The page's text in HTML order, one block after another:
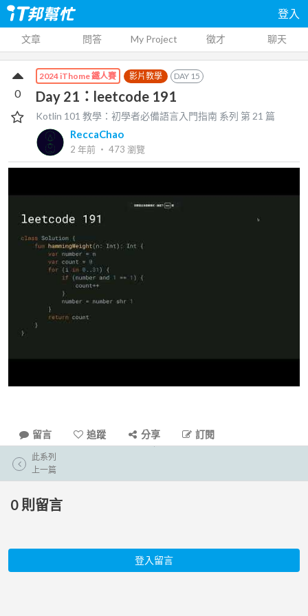
登入
文章 問答 My Project 徵才 聊天
2024 iThome 鐵人賽 影片教學 DAY 15
Day 21：leetcode 191
Kotlin 101 教學：初學者必備語言入門指南 系列 第21 篇
ReccaChao
2 年前 ‧ 473 瀏覽
0
留言 追蹤 分享 訂閱
此系列
上一篇
0 則留言
登入留言